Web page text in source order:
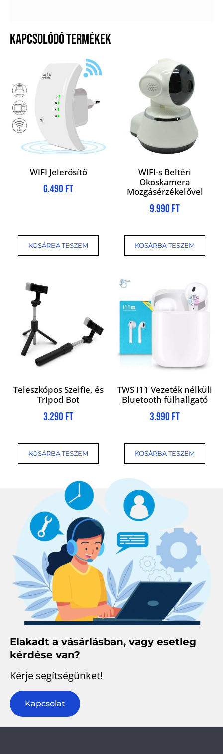
KAPCSOLÓDÓ TERMÉKEK
WIFI Jelerősítő
6.490 Ft
KOSÁRBA TESZEM
WIFI-s Beltéri
Okoskamera
Mozgásérzékelővel
9.990 Ft
KOSÁRBA TESZEM
Teleszkópos Szelfie, és
Tripod Bot
3.290 Ft
KOSÁRBA TESZEM
TWS I11 Vezeték nélküli
Bluetooth fülhallgató
3.990 Ft
KOSÁRBA TESZEM
Elakadt a vásárlásban, vagy esetleg
kérdése van?
Kérje segítségünket!
Kapcsolat